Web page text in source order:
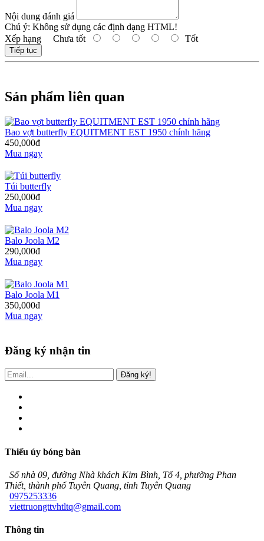
Nội dung đánh giá
Chú ý: Không sử dụng các định dạng HTML!
Xếp hạng Chưa tốt Tốt
Tiếp tục
Sản phẩm liên quan
Bao vợt butterfly EQUITMENT EST 1950 chính hãng
450,000đ
Mua ngay
Túi butterfly
250,000đ
Mua ngay
Balo Joola M2
290,000đ
Mua ngay
Balo Joola M1
350,000đ
Mua ngay
Đăng ký nhận tin
Đăng ký!
Thiếu úy bóng bàn
Số nhà 09, đường Nhà khách Kim Bình, Tổ 4, phường Phan
Thiết, thành phố Tuyên Quang, tỉnh Tuyên Quang
0975253336
viettruongttvhtltq@gmail.com
Thông tin